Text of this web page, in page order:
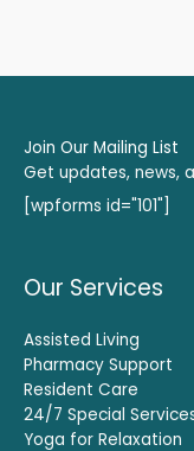
Join Our Mailing List
Get updates, news,
[wpforms id="101"]
Our Services
Assisted Living
Pharmacy Support
Resident Care
24/7 Special
Yoga for Relaxation